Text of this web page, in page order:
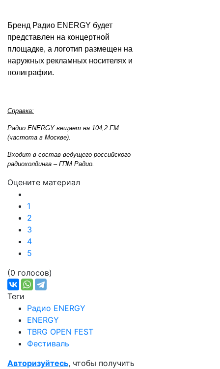
Бренд Радио ENERGY будет
представлен на концертной
площадке, а логотип размещен на
наружных рекламных носителях и
полиграфии.
Справка:
Радио ENERGY вещает на 104,2 FM
(частота в Москве).
Входит в состав ведущего российского
радиохолдинга – ГПМ Радио.
Оцените материал
1
2
3
4
5
(0 голосов)
Теги
Радио ENERGY
ENERGY
TBRG OPEN FEST
Фестиваль
Авторизуйтесь, чтобы получить